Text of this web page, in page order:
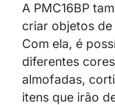
A PMC16BP
criar objetos
Com ela, é
diferentes
almofadas,
itens que irão